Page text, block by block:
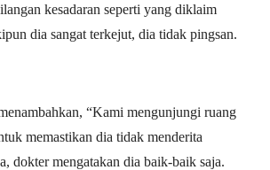
kesadaran seperti yang diklaim
dia sangat terkejut, dia tidak pingsan.
“Kami mengunjungi ruang
memastikan dia tidak menderita
dokter mengatakan dia baik-baik saja.